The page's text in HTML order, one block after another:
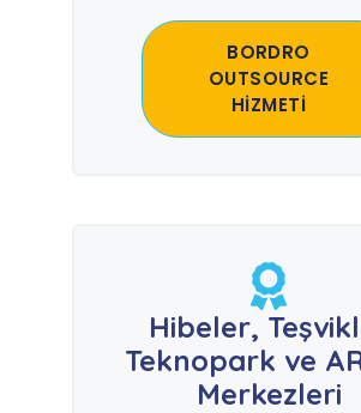
BORDRO
OUTSOURCE
HİZMETİ
Hibeler,
Teknopark ve
Merkezleri